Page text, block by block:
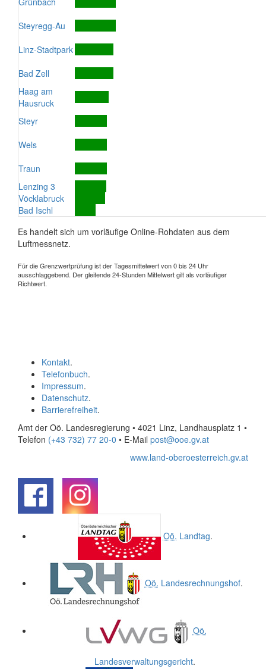
Steyregg-Au
Linz-Stadtpark
Bad Zell
Haag am
Hausruck
Steyr
Wels
Traun
Lenzing 3
Vöcklabruck
Bad Ischl
Es handelt sich um vorläufige Online-Rohdaten aus dem
Luftmessnetz.
Für die Grenzwertprüfung ist der Tagesmittelwert von 0 bis 24 Uhr
ausschlaggebend. Der gleitende 24-Stunden Mittelwert gilt als vorläufiger
Richtwert.
Kontakt.
Telefonbuch.
Impressum.
Datenschutz.
Barrierefreiheit.
Amt der Oö. Landesregierung • 4021 Linz, Landhausplatz 1 •
Telefon (+43 732) 77 20-0 • E-Mail post@ooe.gv.at
www.land-oberoesterreich.gv.at
Oö. Landtag.
Oö. Landesrechnungshof.
Oö.
Landesverwaltungsgericht.